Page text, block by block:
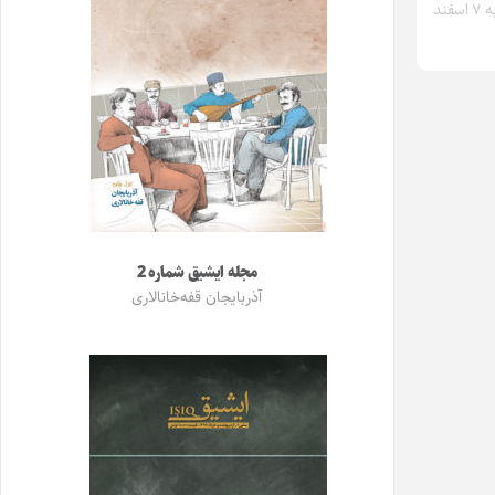
دوشنبه ۷ اسفند
مجله ایشیق شماره 2
آذربایجان قفه‌خانالاری